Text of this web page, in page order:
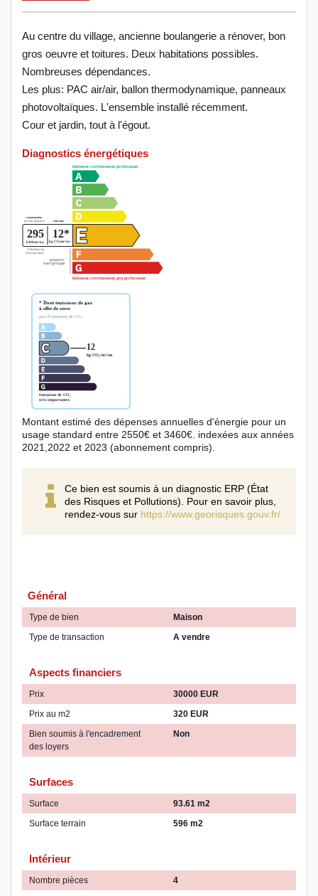
Au centre du village, ancienne boulangerie a rénover, bon
gros oeuvre et toitures. Deux habitations possibles.
Nombreuses dépendances.
Les plus: PAC air/air, ballon thermodynamique, panneaux
photovoltaïques. L'ensemble installé récemment.
Cour et jardin, tout à l'égout.
Diagnostics énergétiques
Montant estimé des dépenses annuelles d'énergie pour un
usage standard entre 2550€ et 3460€. indexées aux années
2021,2022 et 2023 (abonnement compris).
Ce bien est soumis à un diagnostic ERP (État
des Risques et Pollutions). Pour en savoir plus,
rendez-vous sur https://www.georisques.gouv.fr/
Général
Type de bien
Maison
Type de transaction
A vendre
Aspects financiers
Prix
30000 EUR
Prix au m2
320 EUR
Bien soumis à l'encadrement
des loyers
Non
Surfaces
Surface
93.61 m2
Surface terrain
596 m2
Intérieur
Nombre pièces
4